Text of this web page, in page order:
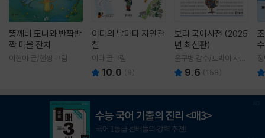
똥깨비 도니와 반짝반
짝 마을 잔치
이현아 글/핸짱 그림
이다의 날마다 자연관
찰
이다 글그림
10.0 (9)
보리 국어사전 (2025
년 최신판)
윤구병 감수/토박이 사전
편찬실 편
9.6 (158)